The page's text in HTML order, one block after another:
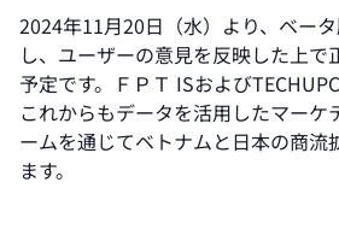
2024年11月20日（水）より、ベー
し、ユーザーの意見を反映した上で
予定です。ＦＰＴ ISおよび
これからもデータを活用したマーケ
ームを通じてベトナムと日本の商流
ます。